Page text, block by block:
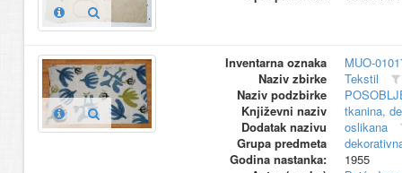
Inventarna oznaka
MUO-
Naziv zbirke
Tekstil
Naziv podzbirke
Književni naziv
tkanina,
Dodatak nazivu
oslikana
Grupa predmeta
Godina nastanka:
1955